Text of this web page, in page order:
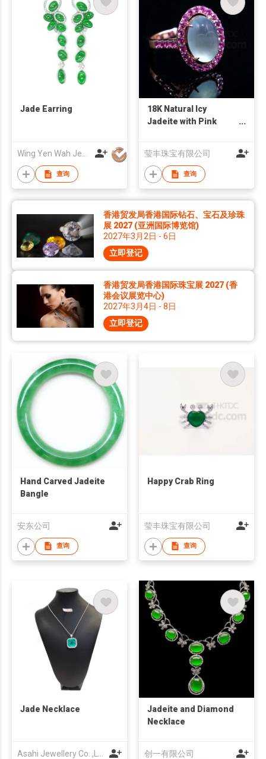
Jade Earring
Wing Yen Wah Jewellery Co Ltd
查询
18K Natural Icy
Jadeite with Pink
莹丰珠宝有限公司
查询
香港贸发局香港国际钻石、宝石及珍珠
展 2027 (亚洲国际博览馆)
2027年3月2日 - 6日
立即登记
香港贸发局香港国际珠宝展 2027 (香
港会议展览中心)
2027年3月4日 - 8日
立即登记
Hand Carved Jadeite
Bangle
安东公司
查询
Happy Crab Ring
莹丰珠宝有限公司
查询
Jade Necklace
Jadeite and Diamond
Necklace
创一有限公司